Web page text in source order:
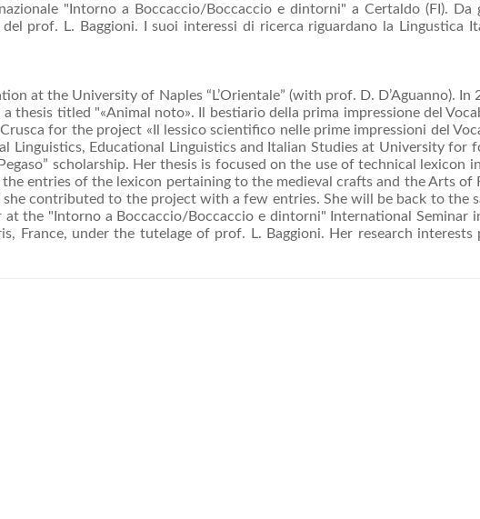
"Intorno a Boccaccio/Boccaccio e dintorni" a Certaldo (FI).
prof. L. Baggioni. I suoi interessi di ricerca riguardano la Lingustica
at the University of Naples “L’Orientale” (with prof. D. D’Aguanno).
thesis titled "«Animal noto». Il bestiario della prima impressione del
for the project «Il lessico scientifico nelle prime impressioni del
Linguistics, Educational Linguistics and Italian Studies at University for
scholarship. Her thesis is focused on the use of technical lexicon
entries of the lexicon pertaining to the medieval crafts and the Arts of
contributed to the project with a few entries. She will be back to
the "Intorno a Boccaccio/Boccaccio e dintorni" International Seminar
France, under the tutelage of prof. L. Baggioni. Her research